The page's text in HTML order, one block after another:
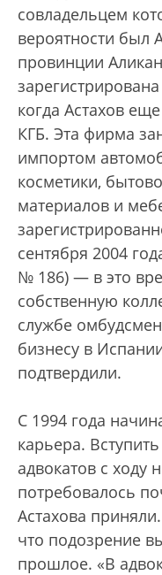
совладельцем
вероятности был
провинции
когда Астахов
КГБ. Эта фирма
импортом
косметики,
материалов и
сентября 2004
№ 186) — в это
собственную
службе
бизнесу в
подтвердили.
С 1994 года
карьера.
адвокатов с ходу
потребовалось
Астахова
что подозрение
прошлое. «В